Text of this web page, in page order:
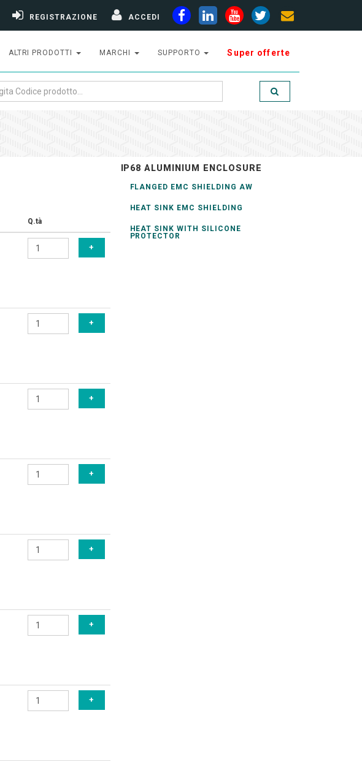
REGISTRAZIONE ACCEDI
ALTRI PRODOTTI MARCHI SUPPORTO Super offerte
Q.tà
IP68 ALUMINIUM ENCLOSURE
FLANGED EMC SHIELDING AW
HEAT SINK EMC SHIELDING
HEAT SINK WITH SILICONE
PROTECTOR